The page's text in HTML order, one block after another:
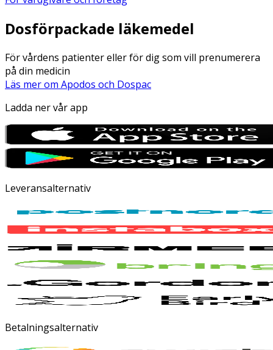
Dosförpackade läkemedel
För vårdens patienter eller för dig som vill prenumerera
på din medicin
Läs mer om Apodos och Dospac
Ladda ner vår app
Leveransalternativ
Betalningsalternativ